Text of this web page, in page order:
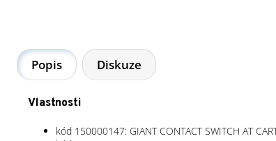
Popis Diskuze
Vlastnosti
kód 150000147: GIANT CONTACT SWITCH AT